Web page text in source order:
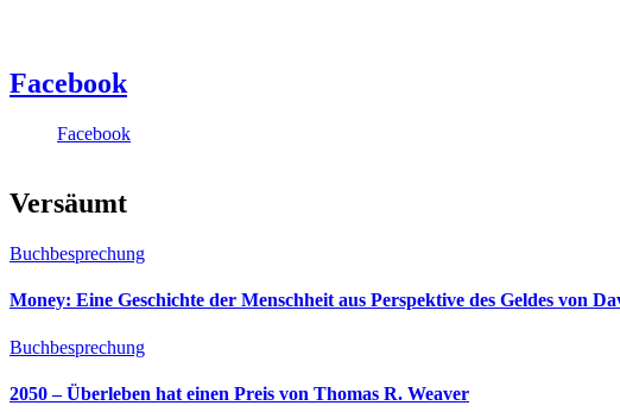
Facebook
Facebook
Versäumt
Buchbesprechung
Money: Eine Geschichte der Menschheit aus Perspektive des Geldes von
Buchbesprechung
2050 – Überleben hat einen Preis von Thomas R. Weaver